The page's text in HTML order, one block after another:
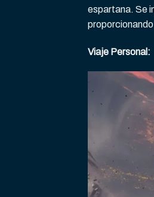
espartana. Se
Viaje Personal: